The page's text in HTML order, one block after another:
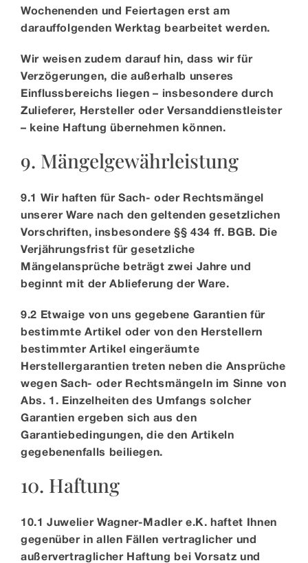
Wochenenden und Feiertagen erst am
darauffolgenden Werktag bearbeitet werden.
Wir weisen zudem darauf hin, dass wir für
Verzögerungen, die außerhalb unseres
Einflussbereichs liegen – insbesondere durch
Zulieferer, Hersteller oder Versanddienstleister
– keine Haftung übernehmen können.
9. Mängelgewährleistung
9.1 Wir haften für Sach- oder Rechtsmängel
unserer Ware nach den geltenden gesetzlichen
Vorschriften, insbesondere §§ 434 ff. BGB. Die
Verjährungsfrist für gesetzliche
Mängelansprüche beträgt zwei Jahre und
beginnt mit der Ablieferung der Ware.
9.2 Etwaige von uns gegebene Garantien für
bestimmte Artikel oder von den Herstellern
bestimmter Artikel eingeräumte
Herstellergarantien treten neben die Ansprüche
wegen Sach- oder Rechtsmängeln im Sinne von
Abs. 1. Einzelheiten des Umfangs solcher
Garantien ergeben sich aus den
Garantiebedingungen, die den Artikeln
gegebenenfalls beiliegen.
10. Haftung
10.1 Juwelier Wagner-Madler e.K. haftet Ihnen
gegenüber in allen Fällen vertraglicher und
außervertraglicher Haftung bei Vorsatz und